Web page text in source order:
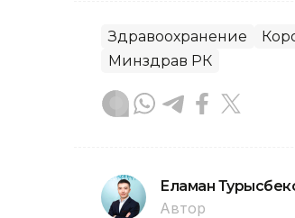
Здравоохранение
Минздрав РК
Еламан
Автор